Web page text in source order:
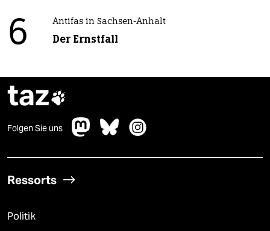
6 Antifas in Sachsen-Anhalt
Der Ernstfall
taz
Folgen Sie uns
Ressorts
Politik